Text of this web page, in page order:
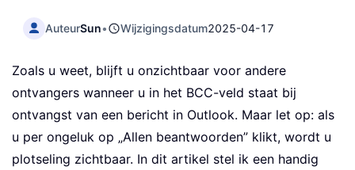
AuteurSun• Wijzigingsdatum2025-04-17
Zoals u weet, blijft u onzichtbaar voor andere
ontvangers wanneer u in het BCC-veld staat bij
ontvangst van een bericht in Outlook. Maar let op: als
u per ongeluk op „Allen beantwoorden” klikt, wordt u
plotseling zichtbaar. In dit artikel stel ik een handig